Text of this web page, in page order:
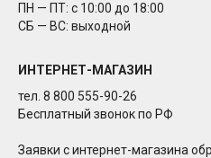
ПН — ПТ: с 10:00 до 18:00
СБ — ВС: выходной
ИНТЕРНЕТ-МАГАЗИН
тел. 8 800 555-90-26
Бесплатный звонок по РФ
Заявки с интернет-магазина